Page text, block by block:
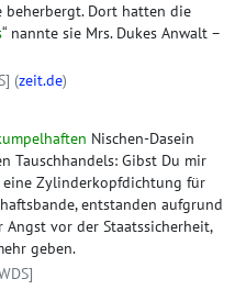
beherbergt. Dort hatten die
“ nannte sie Mrs. Dukes Anwalt –
(zeit.de)
Nischen-Dasein
Tauschhandels: Gibst Du mir
eine Zylinderkopfdichtung für
entstanden aufgrund
vor der Staatssicherheit,
geben.